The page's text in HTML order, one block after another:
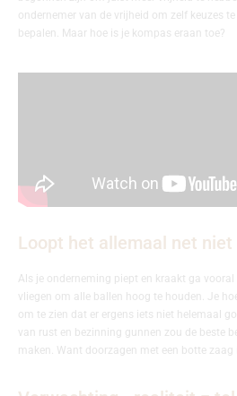
ondernemer van de vrijheid om zelf keuzes
bepalen. Maar hoe is je kompas eraan toe?
Loopt het allemaal net niet
Als je onderneming piept en kraakt ga
vliegen om alle ballen hoog te houden. Je
om te zien dat er ergens iets niet helemaal
van rust en bezinning gunnen zou de beste
maken. Want doorzagen met een botte zaag